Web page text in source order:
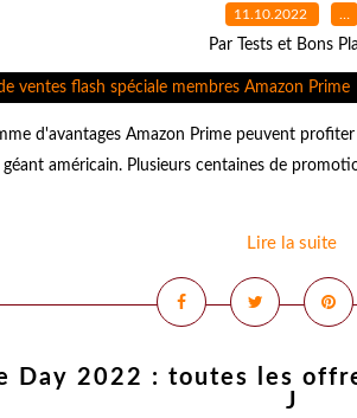
11.10.2022 …
Par Tests et Bons
d'avantages Amazon Prime peuvent
géant américain. Plusieurs centaines de
Lire la suite
Day 2022 : toutes les
J